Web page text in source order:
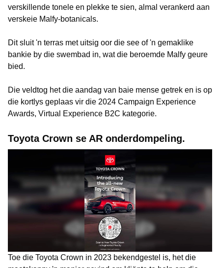
verskillende tonele en plekke te sien, almal verankerd aan
verskeie Malfy-botanicals.
Dit sluit 'n terras met uitsig oor die see of 'n gemaklike
bankie by die swembad in, wat die beroemde Malfy geure
bied.
Die veldtog het die aandag van baie mense getrek en is op
die kortlys geplaas vir die 2024 Campaign Experience
Awards, Virtual Experience B2C kategorie.
Toyota Crown se AR onderdompeling.
Toe die Toyota Crown in 2023 bekendgestel is, het die